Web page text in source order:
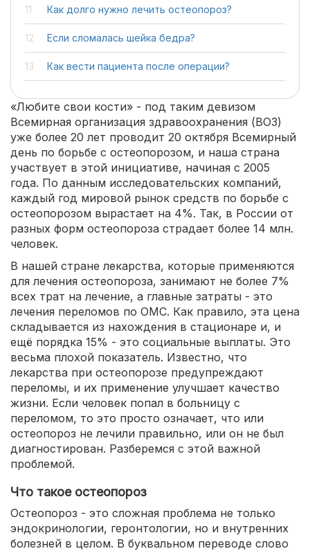
Как долго нужно лечить остеопороз?
Если сломалась шейка бедра?
Как вести пациента после операции?
«Любите свои кости» - под таким девизом
Всемирная организация здравоохранения (ВОЗ)
уже более 20 лет проводит 20 октября Всемирный
день по борьбе с остеопорозом, и наша страна
участвует в этой инициативе, начиная с 2005
года. По данным исследовательских компаний,
каждый год мировой рынок средств по борьбе с
остеопорозом вырастает на 4%. Так, в России от
разных форм остеопороза страдает более 14 млн.
человек.
В нашей стране лекарства, которые применяются
для лечения остеопороза, занимают не более 7%
всех трат на лечение, а главные затраты - это
лечения переломов по ОМС. Как правило, эта цена
складывается из нахождения в стационаре и, и
ещё порядка 15% - это социальные выплаты. Это
весьма плохой показатель. Известно, что
лекарства при остеопорозе предупреждают
переломы, и их применение улучшает качество
жизни. Если человек попал в больницу с
переломом, то это просто означает, что или
остеопороз не лечили правильно, или он не был
диагностирован. Разберемся с этой важной
проблемой.
Что такое остеопороз
Остеопороз - это сложная проблема не только
эндокринологии, геронтологии, но и внутренних
болезней в целом. В буквальном переводе слово